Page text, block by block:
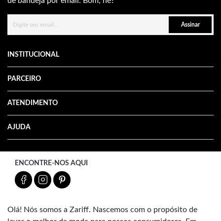
Assinar
INSTITUCIONAL
PARCEIRO
ATENDIMENTO
AJUDA
ENCONTRE-NOS AQUI
Olá! Nós somos a Zariff. Nascemos com o propósito de